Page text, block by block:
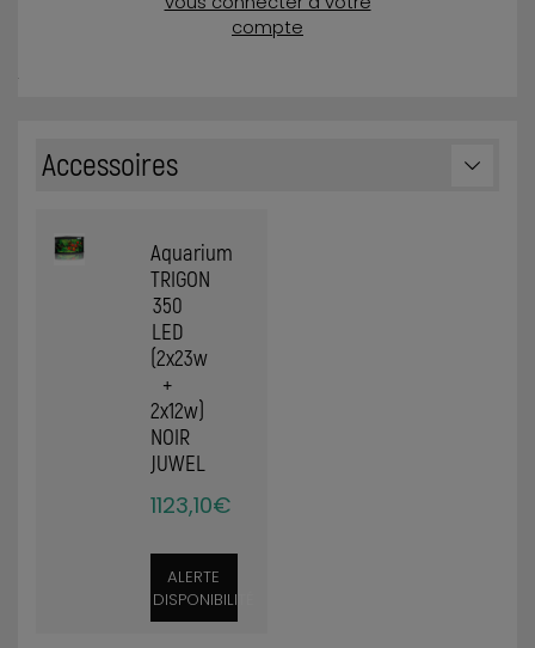
compte
Accessoires
Aquarium
TRIGON
350
LED
(2x23w
+
2x12w)
NOIR
JUWEL
1123,10€
ALERTE
DISPONIBILITÉ